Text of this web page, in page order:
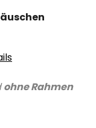
ohne Rahmen